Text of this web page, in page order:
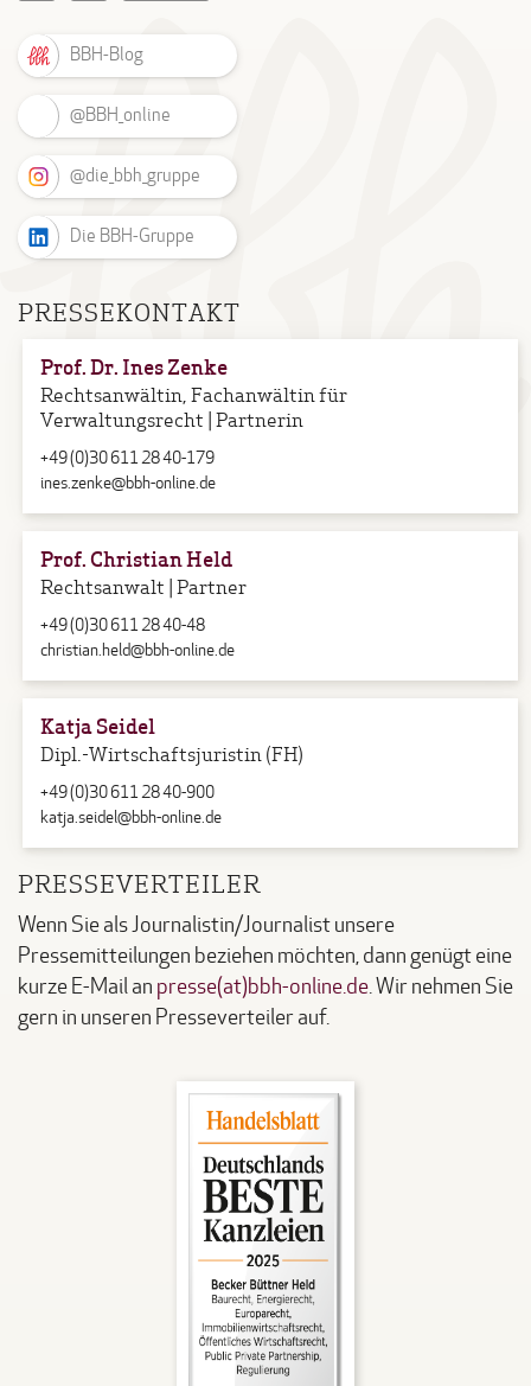
BBH-Blog
@BBH_online
@die_bbh_gruppe
Die BBH-Gruppe
PRESSEKONTAKT
Prof. Dr. Ines Zenke
Rechtsanwältin, Fachanwältin für
Verwaltungsrecht | Partnerin
+49 (0)30 611 28 40-179
ines.zenke@bbh-online.de
Prof. Christian Held
Rechtsanwalt | Partner
+49 (0)30 611 28 40-48
christian.held@bbh-online.de
Katja Seidel
Dipl.-Wirtschaftsjuristin (FH)
+49 (0)30 611 28 40-900
katja.seidel@bbh-online.de
PRESSEVERTEILER
Wenn Sie als Journalistin/Journalist unsere
Pressemitteilungen beziehen möchten, dann genügt eine
kurze E-Mail an presse(at)bbh-online.de. Wir nehmen Sie
gern in unseren Presseverteiler auf.